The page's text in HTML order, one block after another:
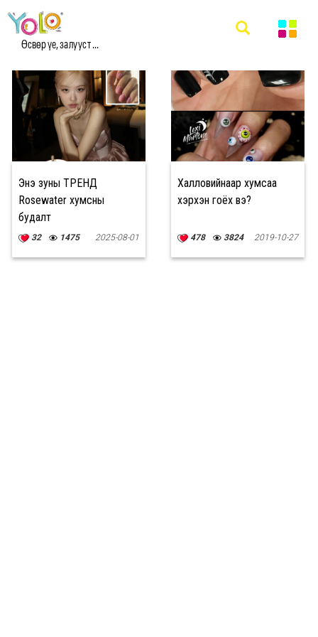
Өсвөр үе, залууст ...
#NAILS МЭДЭЭ
Энэ зуны ТРЕНД
Rosewater хумсны
будалт
32 1475 2025-08-01
Халловийнаар хумсаа
хэрхэн гоёх вэ?
478 3824 2019-10-27